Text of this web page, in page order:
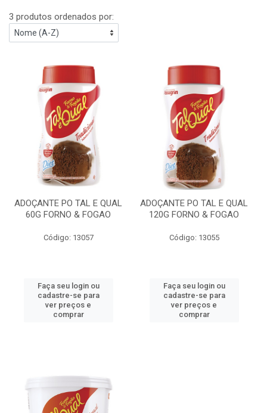
3 produtos ordenados por:
ADOÇANTE PO TAL E QUAL
60G FORNO & FOGAO
Código: 13057
Faça seu login ou
cadastre-se para
ver preços e
comprar
ADOÇANTE PO TAL E QUAL
120G FORNO & FOGAO
Código: 13055
Faça seu login ou
cadastre-se para
ver preços e
comprar